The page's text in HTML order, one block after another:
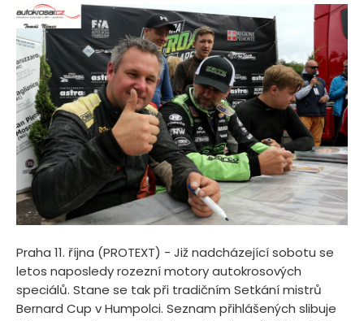
Praha 11. října (PROTEXT) - Již nadcházející sobotu se
letos naposledy rozezní motory autokrosových
speciálů. Stane se tak při tradičním Setkání mistrů
Bernard Cup v Humpolci. Seznam přihlášených slibuje